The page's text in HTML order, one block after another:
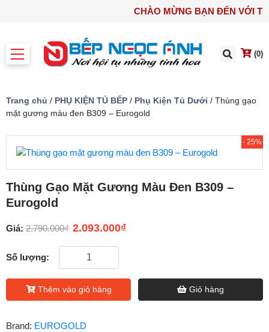
CHÀO MỪNG BẠN ĐẾN
(0)
Trang chủ / PHỤ KIỆN TỦ BẾP / Phụ Kiện Tủ Dưới / Thùng gạo
mặt gương màu đen B309 – Eurogold
- 25%
Thùng Gạo Mặt Gương Màu Đen B309 –
Eurogold
Giá: 2.790.000₫ 2.093.000₫
Số lượng:
Thêm vào giỏ hàng Giỏ hàng
Brand: EUROGOLD